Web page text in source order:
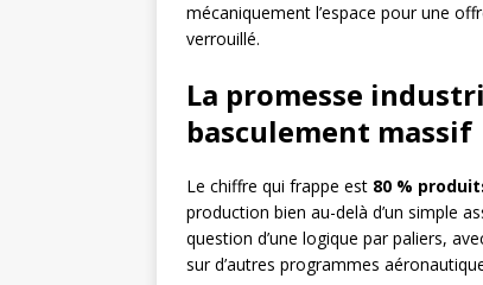
mécaniquement l’espace pour une
verrouillé.
La promesse
basculement massif
Le chiffre qui frappe est 80 %
production bien au-delà d’un simple
question d’une logique par paliers,
sur d’autres programmes